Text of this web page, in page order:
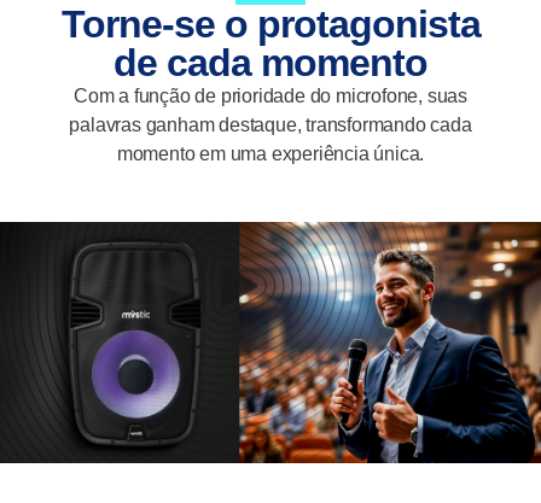
Torne-se o protagonista
de cada momento
Com a função de prioridade do microfone, suas
palavras ganham destaque, transformando cada
momento em uma experiência única.